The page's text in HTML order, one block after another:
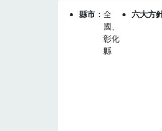
縣市
全
國、
彰化
縣
六大方